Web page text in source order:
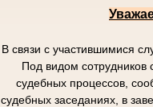
В связи с участившимися
Под видом сотрудников
судебных процессов,
судебных заседаниях, в